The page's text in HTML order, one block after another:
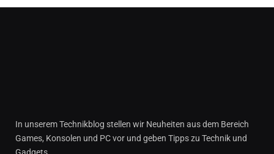
In unserem Technikblog stellen wir Neuheiten aus dem Bereich
Games, Konsolen und PC vor und geben Tipps zu Technik und
Gadgets.